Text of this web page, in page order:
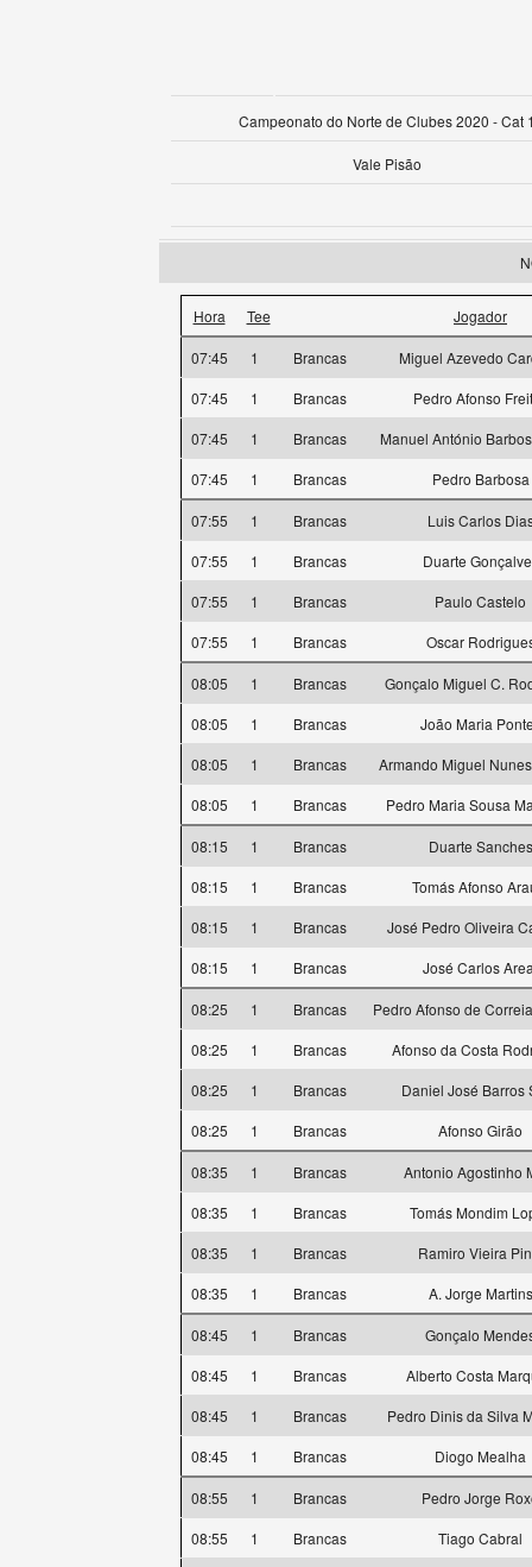
Campeonato do Norte de Clubes 2020 - Cat
Vale Pisão
Hora Tee Jogador
07:45 1 Brancas
Miguel Azevedo
07:45
1 Brancas
Pedro Afonso
07:45
1 Brancas
Manuel António
07:45
1 Brancas Pedro Barbosa
07:55 1 Brancas
Luis Carlos
07:55
1 Brancas
Duarte
07:55
1 Brancas
Paulo Castelo
07:55
1 Brancas Oscar
08:05 1 Brancas
Gonçalo Miguel C.
08:05
1 Brancas
João Maria
08:05
1 Brancas
Armando Miguel
08:05
1 Brancas Pedro Maria Sousa
08:15 1 Brancas
Duarte Sanches
08:15
1 Brancas
Tomás Afonso
08:15
1 Brancas
José Pedro Oliveira
08:15
1 Brancas José Carlos
08:25 1 Brancas
Pedro Afonso de
08:25
1 Brancas
Afonso da Costa
08:25
1 Brancas
Daniel José Barros
08:25
1 Brancas Afonso Girão
08:35 1 Brancas
Antonio Agostinho
08:35
1 Brancas
Tomás Mondim
08:35
1 Brancas
Ramiro Vieira
08:35
1 Brancas A. Jorge Martins
08:45 1 Brancas
Gonçalo
08:45
1 Brancas
Alberto Costa
08:45
1 Brancas
Pedro Dinis da Silva
08:45
1 Brancas Diogo Mealha
08:55 1 Brancas
Pedro Jorge
08:55
1 Brancas
Tiago Cabral